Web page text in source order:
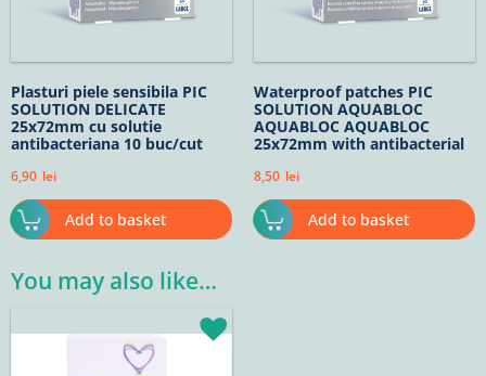
Plasturi piele sensibila PIC
SOLUTION DELICATE
25x72mm cu solutie
antibacteriana 10 buc/cut
6,90 lei
Add to basket
Waterproof patches PIC
SOLUTION AQUABLOC
AQUABLOC AQUABLOC
25x72mm with antibacterial
8,50 lei
Add to basket
You may also like…